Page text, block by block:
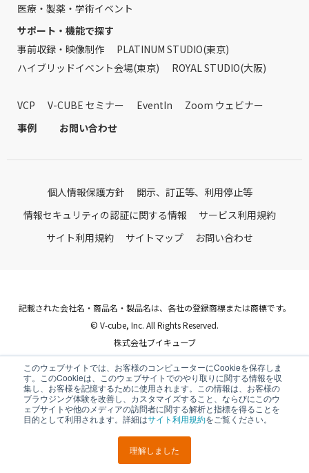
このウェブサイトでは、お客様のコンピューターにCookieを保存しま
す。このCookieは、このウェブサイトでのやり取りに関する情報を収
集し、お客様を記憶するために使用されます。この情報は、お客様の
ブラウジング体験を改善し、カスタマイズすること、ならびにこのウ
ェブサイトや他のメディアの訪問者に関する解析と指標を得ることを
目的として利用されます。詳細はサイト利用規約をご覧ください。
理解しました
シェア
LINEで
送る
医療・製薬・学術イベント
サポート・機能で探す
事前収録・映像制作
PLATINUM STUDIO(東京)
ハイブリッドイベント会場(東京)
ROYAL STUDIO(大阪)
VCP V-CUBE セミナー EventIn
Zoom ウェビナー
事例
お問い合わせ
個人情報保護方針
開示、訂正等、利用停止等
情報セキュリティの認証に関する情報
サービス利用規約
サイト利用規約
サイトマップ お問い合わせ
記載された会社名・商品名・製品名は、各社の登録商標または商標です。
© V-cube, Inc. All Rights Reserved.
株式会社ブイキューブ
Follow Us